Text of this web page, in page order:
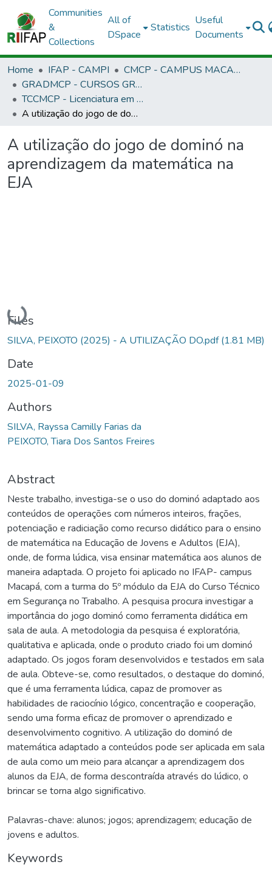
Communities
&
Collections
All of
DSpace
Statistics
Useful
Documents
Home IFAP - CAMPI
CMCP - CAMPUS MACAPÁ
GRADMCP - CURSOS GRADUAÇÃO - CAMPUS MACAPÁ
TCCMCP - Licenciatura em Matemática
A utilização do jogo de dominó na aprendizagem da matemática na EJA
A utilização do jogo de dominó na
aprendizagem da matemática na
EJA
Loading...
Files
SILVA, PEIXOTO (2025) - A UTILIZAÇÃO DO.pdf(1.81 MB)
Date
2025-01-09
Authors
SILVA, Rayssa Camilly Farias da
PEIXOTO, Tiara Dos Santos Freires
Abstract
Neste trabalho, investiga-se o uso do dominó adaptado aos
conteúdos de operações com números inteiros, frações,
potenciação e radiciação como recurso didático para o ensino
de matemática na Educação de Jovens e Adultos (EJA),
onde, de forma lúdica, visa ensinar matemática aos alunos de
maneira adaptada. O projeto foi aplicado no IFAP- campus
Macapá, com a turma do 5º módulo da EJA do Curso Técnico
em Segurança no Trabalho. A pesquisa procura investigar a
importância do jogo dominó como ferramenta didática em
sala de aula. A metodologia da pesquisa é exploratória,
qualitativa e aplicada, onde o produto criado foi um dominó
adaptado. Os jogos foram desenvolvidos e testados em sala
de aula. Obteve-se, como resultados, o destaque do dominó,
que é uma ferramenta lúdica, capaz de promover as
habilidades de raciocínio lógico, concentração e cooperação,
sendo uma forma eficaz de promover o aprendizado e
desenvolvimento cognitivo. A utilização do dominó de
matemática adaptado a conteúdos pode ser aplicada em sala
de aula como um meio para alcançar a aprendizagem dos
alunos da EJA, de forma descontraída através do lúdico, o
brincar se torna algo significativo.
Palavras-chave: alunos; jogos; aprendizagem; educação de
jovens e adultos.
Keywords